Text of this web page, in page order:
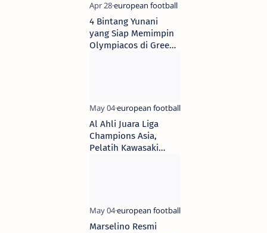
4 Bintang Yunani
yang Siap Memimpin
Olympiacos di Greek
Al Ahli Juara Liga
Champions Asia,
Pelatih Kawasaki
Marselino Resmi